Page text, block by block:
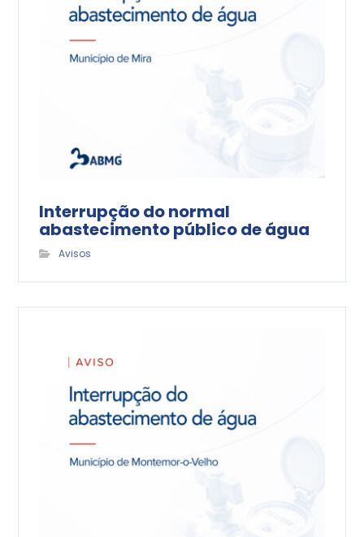
Interrupção do normal
abastecimento público de água
Avisos